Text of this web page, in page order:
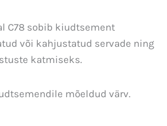
C78 sobib kiudtsement
või kahjustatud servade ning
katmiseks.
mõeldud värv.